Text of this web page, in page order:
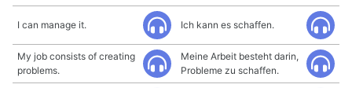
I can manage it. Ich kann es schaffen.
My job consists of creating
problems.
Meine Arbeit besteht darin,
Probleme zu schaffen.